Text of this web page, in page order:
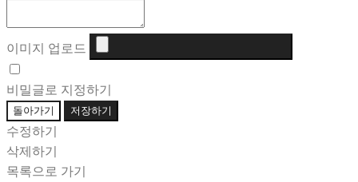
이미지 업로드
비밀글로 지정하기
돌아가기 저장하기
수정하기
삭제하기
목록으로 가기